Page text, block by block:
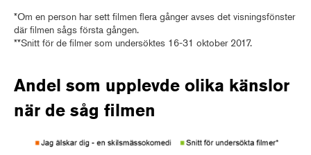
*Om en person har sett filmen flera gånger avses det visningsfönster
där filmen sågs första gången.
**Snitt för de filmer som undersöktes 16-31 oktober 2017.
Andel som upplevde olika känslor
när de såg filmen